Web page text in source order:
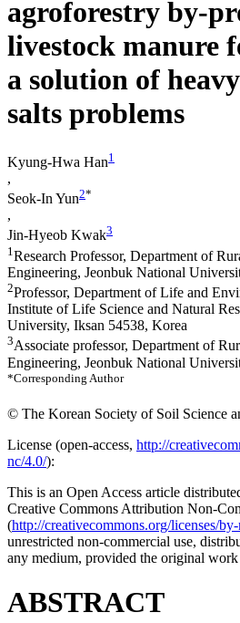
agroforestry by-
livestock manure
a solution of
salts problems
Kyung-Hwa Han1
,
Seok-In Yun2*
,
Jin-Hyeob Kwak3
1 Research Professor, Department of
Engineering, Jeonbuk National
2Professor, Department of Life and
Institute of Life Science and Natural
University, Iksan 54538, Korea
3Associate professor, Department of
Engineering, Jeonbuk National
*Corresponding Author
© The Korean Society of Soil Science
License (open-access, http://
nc/4.0/):
This is an Open Access article
Creative Commons Attribution Non-
(http://creativecommons.org/licenses/
unrestricted non-commercial use,
any medium, provided the original
ABSTRACT